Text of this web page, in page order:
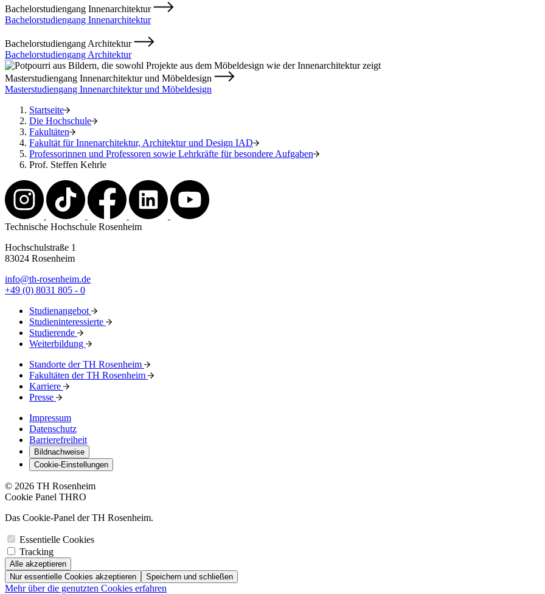
Bachelorstudiengang Innenarchitektur
Bachelorstudiengang Innenarchitektur
Bachelorstudiengang Architektur
Bachelorstudiengang Architektur
Masterstudiengang Innenarchitektur und Möbeldesign
Masterstudiengang Innenarchitektur und Möbeldesign
Startseite
Die Hochschule
Fakultäten
Fakultät für Innenarchitektur, Architektur und Design IAD
Professorinnen und Professoren sowie Lehrkräfte für besondere Aufgaben
Prof. Steffen Kehrle
Technische Hochschule Rosenheim
Hochschulstraße 1
83024 Rosenheim
info@th-rosenheim.de
+49 (0) 8031 805 - 0
Studienangebot
Studieninteressierte
Studierende
Weiterbildung
Standorte der TH Rosenheim
Fakultäten der TH Rosenheim
Karriere
Presse
Impressum
Datenschutz
Barrierefreiheit
Bildnachweise
Cookie-Einstellungen
© 2026 TH Rosenheim
Cookie Panel THRO
Das Cookie-Panel der TH Rosenheim.
Essentielle Cookies
Tracking
Alle akzeptieren
Nur essentielle Cookies akzeptieren
Speichern und schließen
Mehr über die genutzten Cookies erfahren